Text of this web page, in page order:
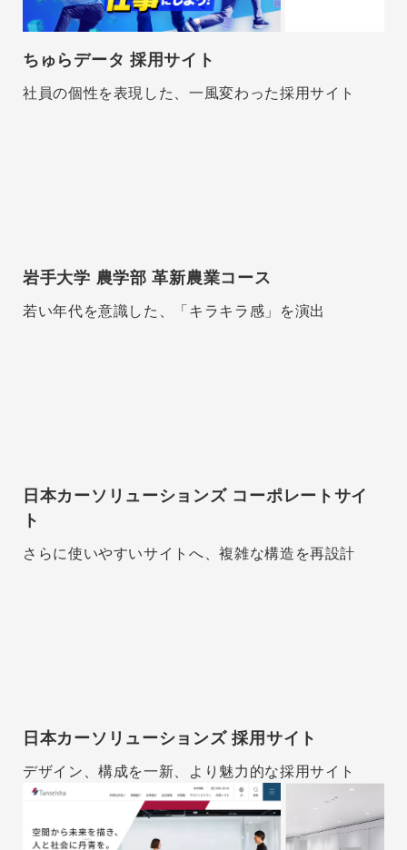
ちゅらデータ 採用サイト
社員の個性を表現した、一風変わった採用サイト
岩手大学 農学部 革新農業コース
若い年代を意識した、「キラキラ感」を演出
日本カーソリューションズ コーポレートサイ
ト
さらに使いやすいサイトへ、複雑な構造を再設計
日本カーソリューションズ 採用サイト
デザイン、構成を一新、より魅力的な採用サイト